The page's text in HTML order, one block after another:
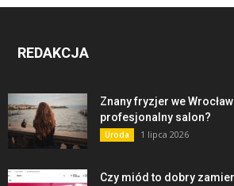
REDAKCJA
Znany fryzjer we
profesjonalny salon?
Uroda 1 lipca 2026
Czy miód to dobry